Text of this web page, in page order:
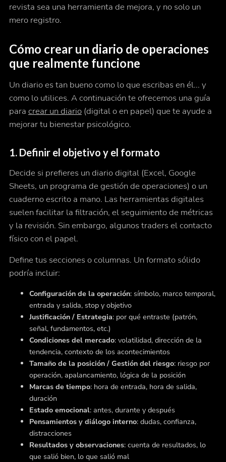
revista sea una herramienta de mejora, y no solo un
mero registro.
Cómo crear un diario de operaciones
que realmente funcione
Un diario es tan bueno como lo que escribas en él... y
como lo utilices. A continuación te ofrecemos una guía
para crear un diario(digital o en papel) que te ayude a
mejorar tu bienestar psicológico.
1. Definir el objetivo y el formato
Decide si prefieres un diario digital (Excel, Google
Sheets, un programa de gestión de operaciones) o un
cuaderno escrito a mano. Las herramientas digitales
suelen facilitar la filtración, el seguimiento de métricas
y la revisión. Sin embargo, algunos traders el contacto
físico con el papel.
Define tus secciones o columnas. Un formato sólido
podría incluir:
Configuración de la operación: símbolo, marco temporal,
entrada y salida, stop y objetivo
Justificación / Estrategia: por qué entraste (patrón,
señal, fundamentos, etc.)
Condiciones del mercado: volatilidad, dirección de la
tendencia, contexto de los acontecimientos
Tamaño de la posición / Gestión del riesgo: riesgo por
operación, apalancamiento, lógica de la posición
Marcas de tiempo: hora de entrada, hora de salida,
duración
Estado emocional: antes, durante y después
Pensamientos y diálogo interno: dudas, confianza,
distracciones
Resultados y observaciones: cuenta de resultados, lo
que salió bien, lo que salió mal